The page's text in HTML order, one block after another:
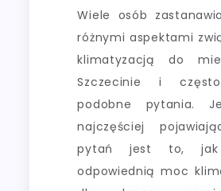
Wiele osób
różnymi aspektami
klimatyzacją do
Szczecinie i
podobne pytania.
najczęściej
pytań jest to, jak
odpowiednią moc